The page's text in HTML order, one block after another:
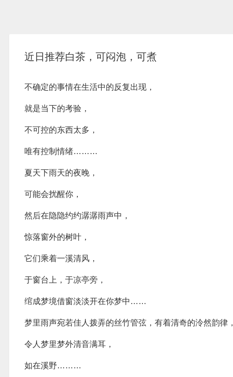
近日推荐白茶，可闷泡，可煮
不确定的事情在生活中的反复出现，
就是当下的考验，
不可控的东西太多，
唯有控制情绪………
夏天下雨天的夜晚，
可能会扰醒你，
然后在隐隐约约潺潺雨声中，
惊落窗外的树叶，
它们乘着一溪清风，
于窗台上，于凉亭旁，
绾成梦境借窗淡淡开在你梦中……
梦里雨声宛若佳人拨弄的丝竹管弦，有着清奇的泠然韵律，
令人梦里梦外清音满耳，
如在溪野………